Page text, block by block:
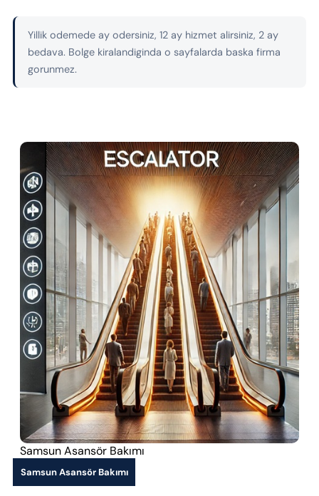
Yillik odemede ay odersiniz, 12 ay hizmet alirsiniz, 2 ay
bedava. Bolge kiralandiginda o sayfalarda baska firma
gorunmez.
Samsun Asansör Bakımı
Samsun Asansör Bakımı